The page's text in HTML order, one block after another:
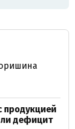
продукцией
ли дефицит